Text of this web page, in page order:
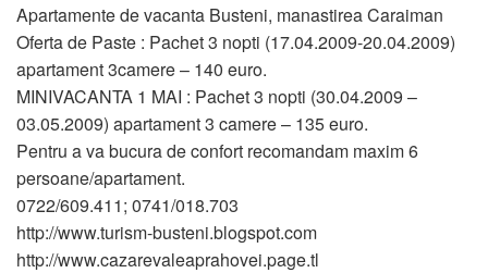
Apartamente de vacanta Busteni, manastirea Caraiman
Oferta de Paste : Pachet 3 nopti (17.04.2009-20.04.2009)
apartament 3camere – 140 euro.
MINIVACANTA 1 MAI : Pachet 3 nopti (30.04.2009 –
03.05.2009) apartament 3 camere – 135 euro.
Pentru a va bucura de confort recomandam maxim 6
persoane/apartament.
0722/609.411; 0741/018.703
http://www.turism-busteni.blogspot.com
http://www.cazarevaleaprahovei.page.tl